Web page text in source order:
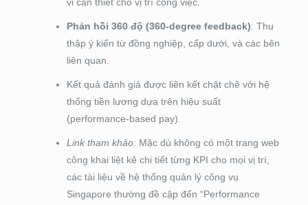
vi cần thiết cho vị trí công việc.
Phản hồi 360 độ (360-degree feedback): Thu
thập ý kiến từ đồng nghiệp, cấp dưới, và các bên
liên quan.
Kết quả đánh giá được liên kết chặt chẽ với hệ
thống tiền lương dựa trên hiệu suất
(performance-based pay).
Link tham khảo: Mặc dù không có một trang web
công khai liệt kê chi tiết từng KPI cho mọi vị trí,
các tài liệu về hệ thống quản lý công vụ
Singapore thường đề cập đến “Performance